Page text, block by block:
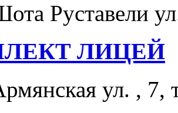
Руставели
ЛИЦЕЙ
ул. , 7,